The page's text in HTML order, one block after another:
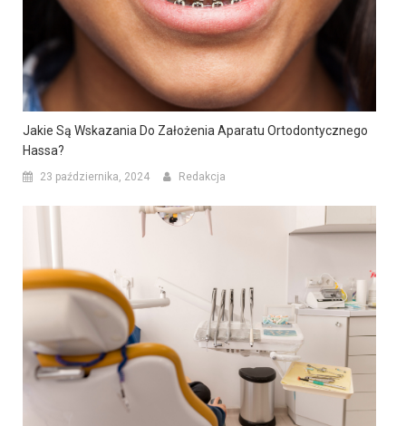
Jakie Są Wskazania Do Założenia Aparatu Ortodontycznego
Hassa?
23 października, 2024 Redakcja